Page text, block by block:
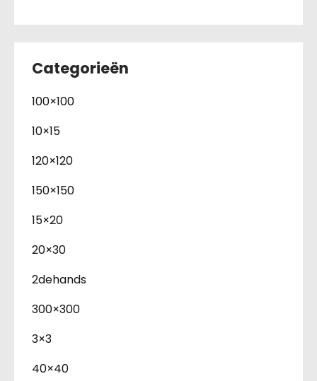
Categorieën
100×100
10×15
120×120
150×150
15×20
20×30
2dehands
300×300
3×3
40×40